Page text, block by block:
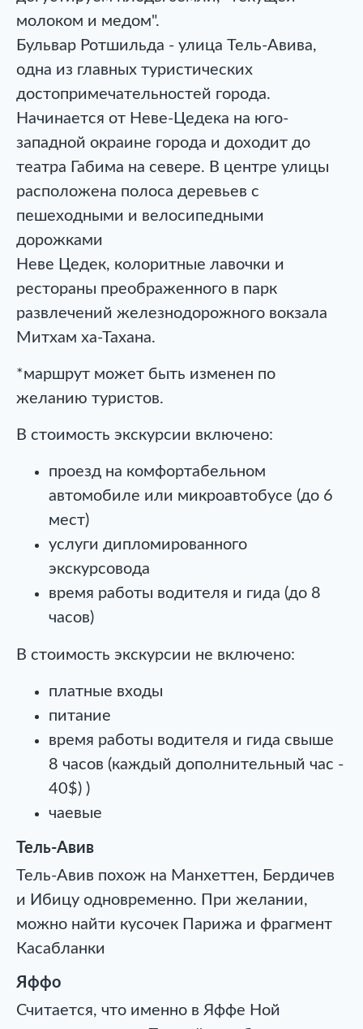
молоком и медом".
Бульвар Ротшильда - улица Тель-Авива,
одна из главных туристических
достопримечательностей города.
Начинается от Неве-Цедека на юго-
западной окраине города и доходит до
театра Габима на севере. В центре улицы
расположена полоса деревьев с
пешеходными и велосипедными
дорожками
Неве Цедек, колоритные лавочки и
рестораны преображенного в парк
развлечений железнодорожного вокзала
Митхам ха-Тахана.
*маршрут может быть изменен по
желанию туристов.
В стоимость экскурсии включено:
проезд на комфортабельном
автомобиле или микроавтобусе (до 6
мест)
услуги дипломированного
экскурсовода
время работы водителя и гида (до 8
часов)
В стоимость экскурсии не включено:
платные входы
питание
время работы водителя и гида свыше
8 часов (каждый дополнительный час -
40$) )
чаевые
Тель-Авив
Тель-Авив похож на Манхеттен, Бердичев
и Ибицу одновременно. При желании,
можно найти кусочек Парижа и фрагмент
Касабланки
Яффо
Считается, что именно в Яффе Ной